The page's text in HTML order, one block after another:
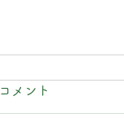
コメント